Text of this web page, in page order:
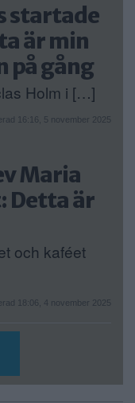
startade
är min
på gång
Holm i […]
16:16, 5 november 2025
Maria
Detta är
och kaféet
18:06, 4 november 2025